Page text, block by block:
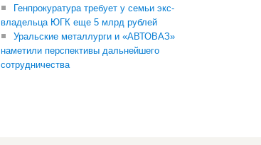
Генпрокуратура требует у семьи экс-
владельца ЮГК еще 5 млрд рублей
Уральские металлурги и «АВТОВАЗ»
наметили перспективы дальнейшего
сотрудничества